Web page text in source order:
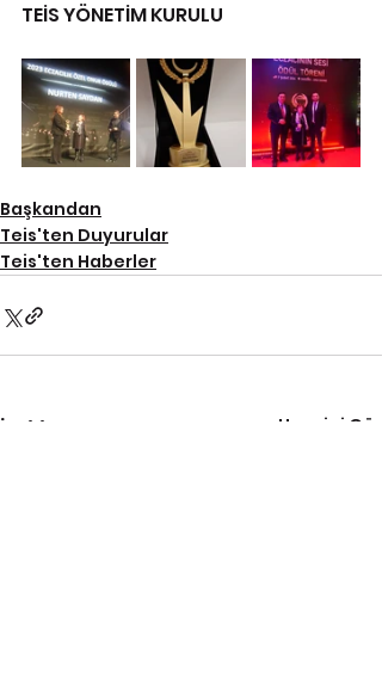
TEİS YÖNETİM KURULU
Başkandan
Teis'ten Duyurular
Teis'ten Haberler
İlgili Yazılar Hepsini Gör